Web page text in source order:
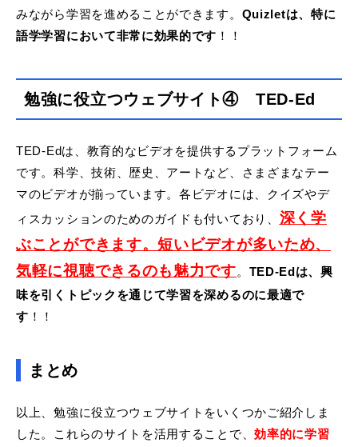
みながら学習を進めることができます。 Quizletは、特に
語学学習において非常に効果的です ！！
勉強に役立つウェブサイト④ TED-Ed
TED-Edは、教育的なビデオを提供するプラットフォーム
です。科学、技術、歴史、アートなど、さまざまなテー
マのビデオが揃っています。各ビデオには、クイズやデ
ィスカッションのためのガイドも付いており、 深く学
ぶことができます。短いビデオが多いため、
気軽に視聴できるのも魅力です。 TED-Edは、興
味を引くトピックを通じて学習を深めるのに最適で
す ！！
まとめ
以上、勉強に役立つウェブサイトをいくつかご紹介しま
した。これらのサイトを活用することで、効率的に学習